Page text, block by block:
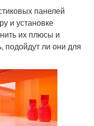
панелей
и установке
их плюсы и
подойдут ли они для